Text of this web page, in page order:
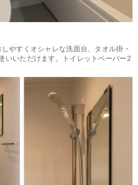
やすくオシャレな洗面台、タオル掛・
いいただけます。トイレットペーパー2